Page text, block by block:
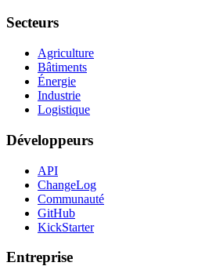
Secteurs
Agriculture
Bâtiments
Énergie
Industrie
Logistique
Développeurs
API
ChangeLog
Communauté
GitHub
KickStarter
Entreprise